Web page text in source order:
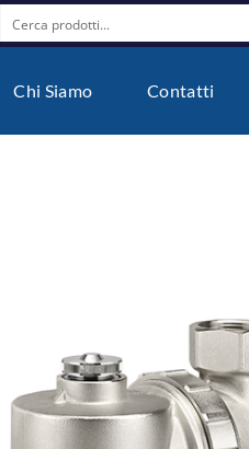
Chi Siamo Contatti